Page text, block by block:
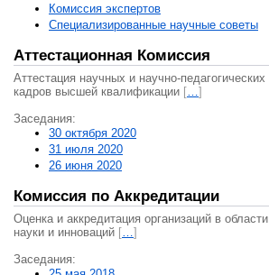
Комиссия экспертов
Специализированные научные советы
Аттестационная Комиссия
Аттестация научных и научно-педагогических
кадров высшей квалификации […]
Заседания:
30 октября 2020
31 июля 2020
26 июня 2020
Комиссия по Аккредитации
Оценка и аккредитация организаций в области
науки и инноваций […]
Заседания: